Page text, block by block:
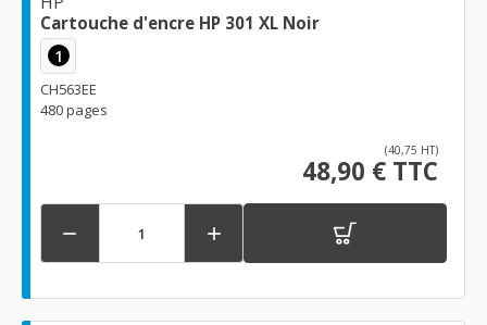
Cartouche d'encre HP 301 XL Noir
1
CH563EE
480 pages
(40,75 HT)
48,90 € TTC
 